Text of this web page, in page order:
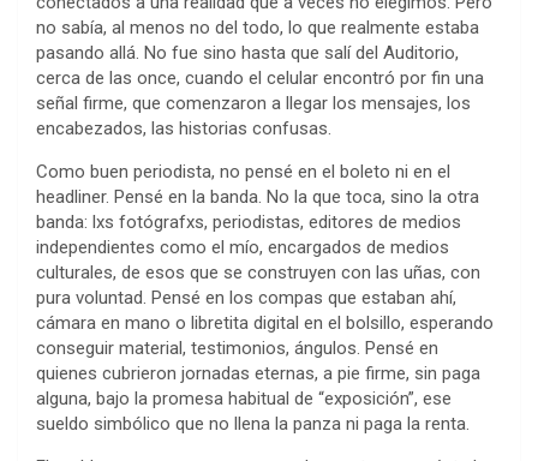
no sabía, al menos no del todo, lo que realmente estaba
pasando allá. No fue sino hasta que salí del Auditorio,
cerca de las once, cuando el celular encontró por fin una
señal firme, que comenzaron a llegar los mensajes, los
encabezados, las historias confusas.
Como buen periodista, no pensé en el boleto ni en el
headliner. Pensé en la banda. No la que toca, sino la otra
banda: lxs fotógrafxs, periodistas, editores de medios
independientes como el mío, encargados de medios
culturales, de esos que se construyen con las uñas, con
pura voluntad. Pensé en los compas que estaban ahí,
cámara en mano o libretita digital en el bolsillo, esperando
conseguir material, testimonios, ángulos. Pensé en
quienes cubrieron jornadas eternas, a pie firme, sin paga
alguna, bajo la promesa habitual de “exposición”, ese
sueldo simbólico que no llena la panza ni paga la renta.